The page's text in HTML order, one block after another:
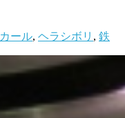
カール, ヘラシボリ , 鉄